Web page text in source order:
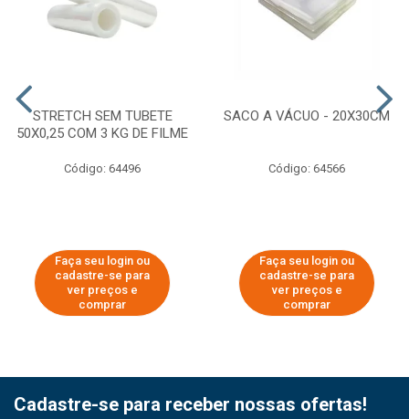
STRETCH SEM TUBETE
50X0,25 COM 3 KG DE FILME
Código: 64496
Faça seu login ou
cadastre-se para
ver preços e
comprar
SACO A VÁCUO - 20X30CM
Código: 64566
Faça seu login ou
cadastre-se para
ver preços e
comprar
Cadastre-se para receber nossas ofertas!